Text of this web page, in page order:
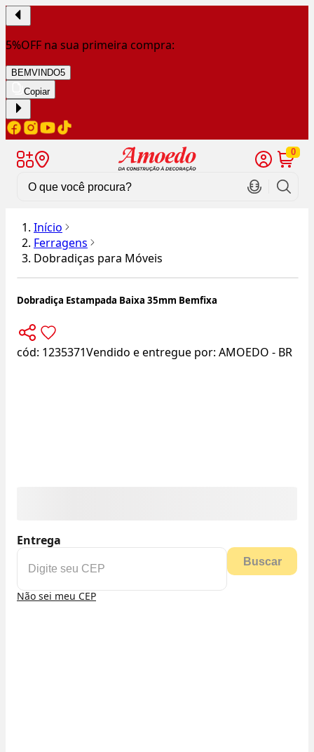
5%OFF na sua primeira compra:
BEMVINDO5
Copiar
0
Início
Ferragens
Dobradiças para Móveis
Dobradiça Estampada Baixa 35mm Bemfixa
cód: 1235371Vendido e entregue por: AMOEDO - BR
Entrega
Buscar
Não sei meu CEP